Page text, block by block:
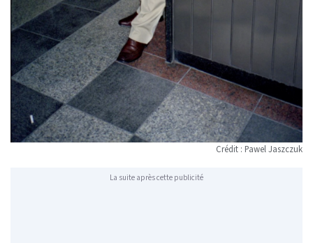
Crédit : Pawel Jaszczuk
La suite après cette publicité